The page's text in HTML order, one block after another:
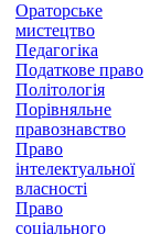
Ораторське
мистецтво
Педагогіка
Податкове право
Політологія
Порівняльне
правознавство
Право
інтелектуальної
власності
Право
соціального